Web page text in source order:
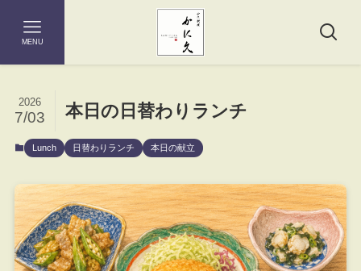
MENU
本日の日替わりランチ
2026
7/03
Lunch 日替わりランチ 本日の献立